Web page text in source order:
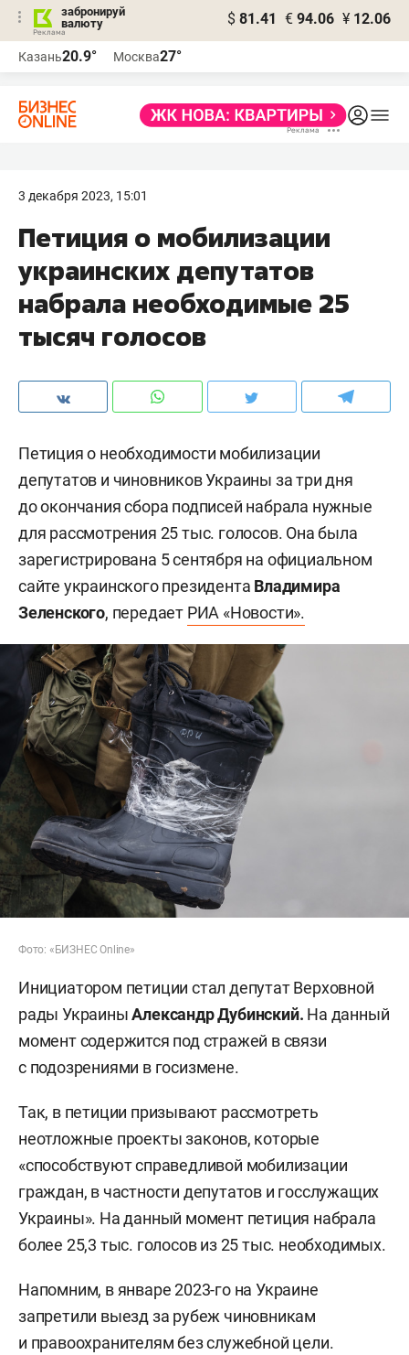
забронируй
валюту
$ 81.41 € 94.06 ¥ 12.06
Казань20.9° Москва27°
3 декабря 2023, 15:01
Петиция о мобилизации
украинских депутатов
набрала необходимые 25
тысяч голосов
Петиция о необходимости мобилизации
депутатов и чиновников Украины за три дня
до окончания сбора подписей набрала нужные
для рассмотрения 25 тыс. голосов. Она была
зарегистрирована 5 сентября на официальном
сайте украинского президента Владимира
Зеленского, передает РИА «Новости».
Фото: «БИЗНЕС Online»
Инициатором петиции стал депутат Верховной
рады УкраиныАлександр Дубинский. На данный
момент содержится под стражей в связи
с подозрениями в госизмене.
Так, в петиции призывают рассмотреть
неотложные проекты законов, которые
«способствуют справедливой мобилизации
граждан, в частности депутатов и госслужащих
Украины». На данный момент петиция набрала
более 25,3 тыс. голосов из 25 тыс. необходимых.
Напомним, в январе 2023-го на Украине
запретили выезд за рубеж чиновникам
и правоохранителям без служебной цели.